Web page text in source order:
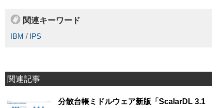
関連キーワード
IBM / IPS
関連記事
分散台帳ミドルウェア新版「ScalarDL 3.1